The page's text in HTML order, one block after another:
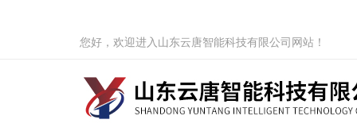
您好，欢迎进入山东云唐智能科技有限公司网站！